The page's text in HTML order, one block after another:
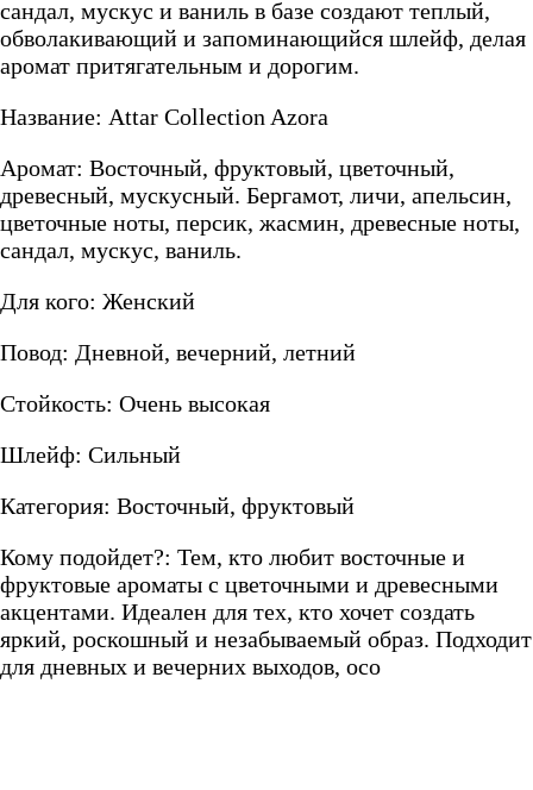
сандал, мускус и ваниль в базе создают теплый,
обволакивающий и запоминающийся шлейф, делая
аромат притягательным и дорогим.
Название: Attar Collection Azora
Аромат: Восточный, фруктовый, цветочный,
древесный, мускусный. Бергамот, личи, апельсин,
цветочные ноты, персик, жасмин, древесные ноты,
сандал, мускус, ваниль.
Для кого: Женский
Повод: Дневной, вечерний, летний
Стойкость: Очень высокая
Шлейф: Сильный
Категория: Восточный, фруктовый
Кому подойдет?: Тем, кто любит восточные и
фруктовые ароматы с цветочными и древесными
акцентами. Идеален для тех, кто хочет создать
яркий, роскошный и незабываемый образ. Подходит
для дневных и вечерних выходов, осо